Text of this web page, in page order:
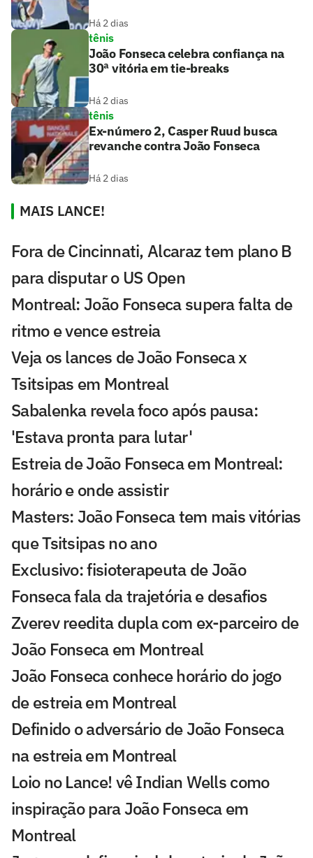
Há 2 dias
tênis
João Fonseca celebra confiança na
30ª vitória em tie-breaks
Há 2 dias
tênis
Ex-número 2, Casper Ruud busca
revanche contra João Fonseca
Há 2 dias
MAIS LANCE!
Fora de Cincinnati, Alcaraz tem plano B
para disputar o US Open
Montreal: João Fonseca supera falta de
ritmo e vence estreia
Veja os lances de João Fonseca x
Tsitsipas em Montreal
Sabalenka revela foco após pausa:
'Estava pronta para lutar'
Estreia de João Fonseca em Montreal:
horário e onde assistir
Masters: João Fonseca tem mais vitórias
que Tsitsipas no ano
Exclusivo: fisioterapeuta de João
Fonseca fala da trajetória e desafios
Zverev reedita dupla com ex-parceiro de
João Fonseca em Montreal
João Fonseca conhece horário do jogo
de estreia em Montreal
Definido o adversário de João Fonseca
na estreia em Montreal
Loio no Lance! vê Indian Wells como
inspiração para João Fonseca em
Montreal